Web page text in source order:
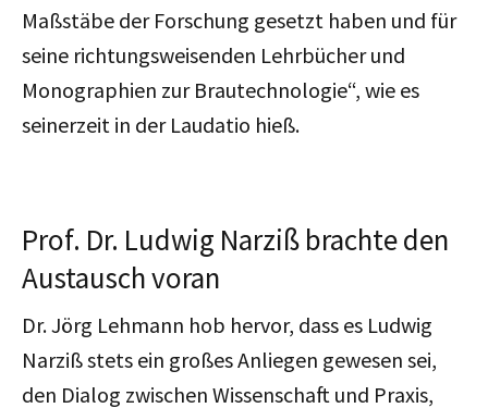
Maßstäbe der Forschung gesetzt haben und für
seine richtungsweisenden Lehrbücher und
Monographien zur Brautechnologie“, wie es
seinerzeit in der Laudatio hieß.
Prof. Dr. Ludwig Narziß brachte den
Austausch voran
Dr. Jörg Lehmann hob hervor, dass es Ludwig
Narziß stets ein großes Anliegen gewesen sei,
den Dialog zwischen Wissenschaft und Praxis,